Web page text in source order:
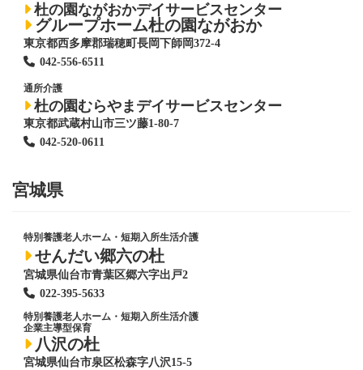
杜の園ながおかデイサービスセンター
グループホーム杜の園ながおか
東京都西多摩郡瑞穂町長岡下師岡372-4
042-556-6511
通所介護
杜の園むらやまデイサービスセンター
東京都武蔵村山市三ツ藤1-80-7
042-520-0611
宮城県
特別養護老人ホーム ・短期入所生活介護
せんだい郷六の杜
宮城県仙台市青葉区郷六字出戸2
022-395-5633
特別養護老人ホーム ・短期入所生活介護
企業主導型保育
八沢の杜
宮城県仙台市泉区松森字八沢15-5